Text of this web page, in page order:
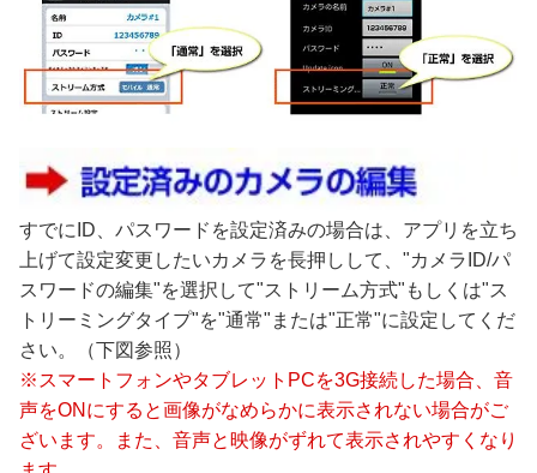
すでにID、パスワードを設定済みの場合は、アプリを立ち
上げて設定変更したいカメラを長押しして、"カメラID/パ
スワードの編集"を選択して"ストリーム方式"もしくは"ス
トリーミングタイプ"を"通常"または"正常"に設定してくだ
さい。（下図参照）
※スマートフォンやタブレットPCを3G接続した場合、音
声をONにすると画像がなめらかに表示されない場合がご
ざいます。また、音声と映像がずれて表示されやすくなり